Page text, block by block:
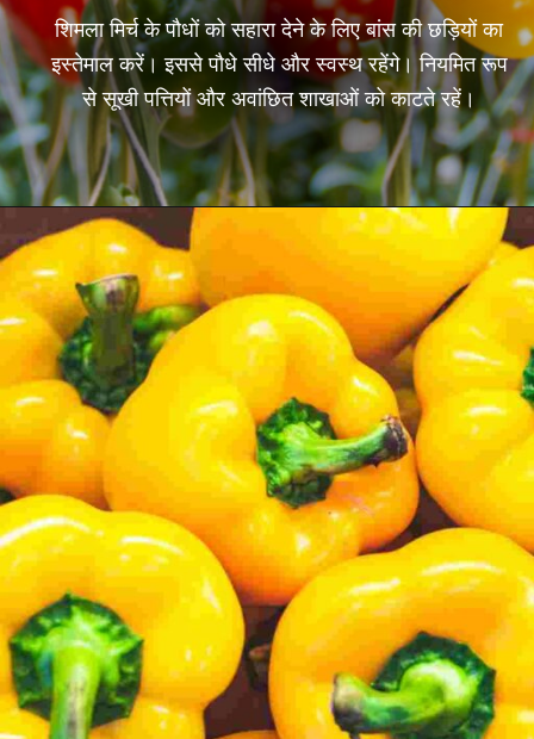
शिमला मिर्च के पौधों को सहारा देने के लिए बांस की छड़ियों का
इस्तेमाल करें। इससे पौधे सीधे और स्वस्थ रहेंगे। नियमित रूप
से सूखी पत्तियों और अवांछित शाखाओं को काटते रहें।